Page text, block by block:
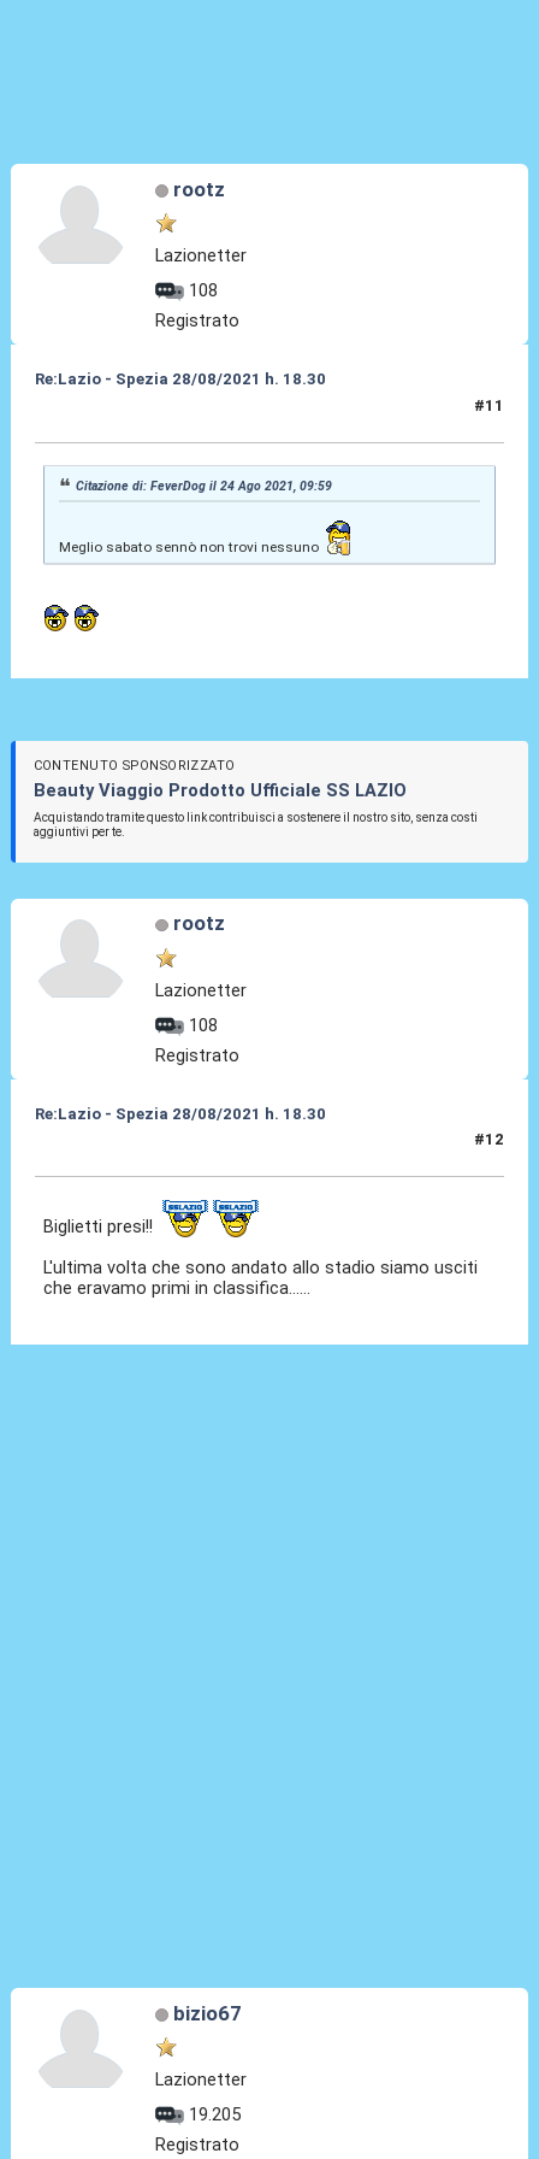
rootz
Lazionetter
108
Registrato
Re:Lazio - Spezia 28/08/2021 h. 18.30
#11
Citazione di: FeverDog il 24 Ago 2021, 09:59
Meglio sabato sennò non trovi nessuno
CONTENUTO SPONSORIZZATO
Beauty Viaggio Prodotto Ufficiale SS LAZIO
Acquistando tramite questo link contribuisci a sostenere il nostro sito, senza costi
aggiuntivi per te.
rootz
Lazionetter
108
Registrato
Re:Lazio - Spezia 28/08/2021 h. 18.30
#12
Biglietti presi!!
L'ultima volta che sono andato allo stadio siamo usciti
che eravamo primi in classifica......
bizio67
Lazionetter
19.205
Registrato